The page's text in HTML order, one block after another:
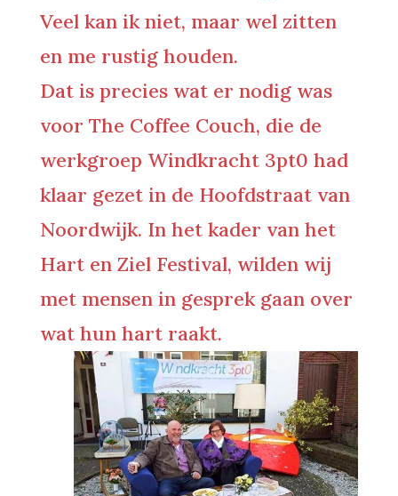
Veel kan ik niet, maar wel zitten
en me rustig houden.
Dat is precies wat er nodig was
voor The Coffee Couch, die de
werkgroep Windkracht 3pt0 had
klaar gezet in de Hoofdstraat van
Noordwijk. In het kader van het
Hart en Ziel Festival, wilden wij
met mensen in gesprek gaan over
wat hun hart raakt.